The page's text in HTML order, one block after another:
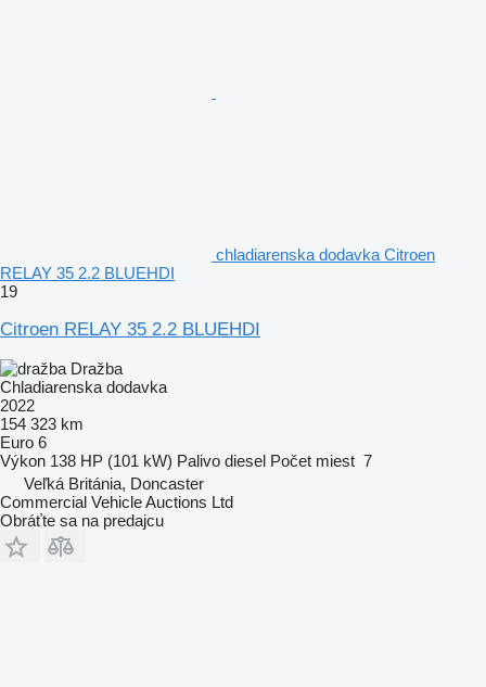
chladiarenska dodavka Citroen
RELAY 35 2.2 BLUEHDI
19
Citroen RELAY 35 2.2 BLUEHDI
Dražba
Chladiarenska dodavka
2022
154 323 km
Euro 6
Výkon 138 HP (101 kW) Palivo diesel Počet miest 7
Veľká Británia, Doncaster
Commercial Vehicle Auctions Ltd
Obráťte sa na predajcu